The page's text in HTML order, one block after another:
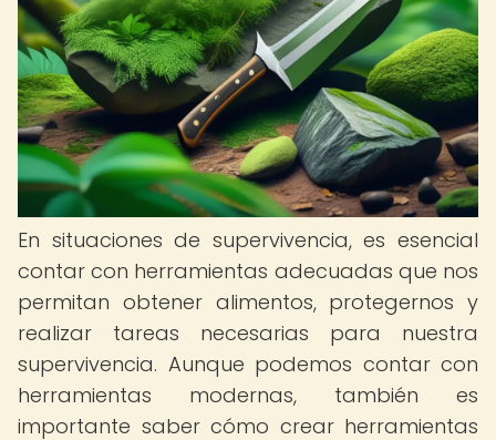
En situaciones de supervivencia, es esencial
contar con herramientas adecuadas que nos
permitan obtener alimentos, protegernos y
realizar tareas necesarias para nuestra
supervivencia. Aunque podemos contar con
herramientas modernas, también es
importante saber cómo crear herramientas